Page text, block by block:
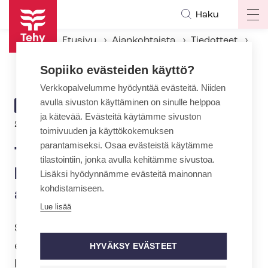
Hyppää
pääsisältöön
Haku
Etusivu Ajankohtaista
Tiedotteet
ARTIKKELIN
KATEGORIA
TIEDOTE
20.6.2024 | 8:10
Tehy: Sai­raus­päi­vä­ra­ho­jen
leikkaus iskee jo ennestään
ahtaalla oleviin työntekijöihin
Sosiaali- ja terveysministeriö julkaisi
eilen lakiesityksen, joka toteutuessaan
leikkaisi sai­raus­päi­vä­ra­ho­ja ja laskisi
Sopiiko evästeiden käyttö?
Verkkopalvelumme hyödyntää evästeitä. Niiden
avulla sivuston käyttäminen on sinulle helppoa
ja kätevää. Evästeitä käytämme sivuston
toimivuuden ja käyttökokemuksen
parantamiseksi. Osaa evästeistä käytämme
tilastointiin, jonka avulla kehitämme sivustoa.
Lisäksi hyödynnämme evästeitä mainonnan
kohdistamiseen.
Lue lisää
HYVÄKSY EVÄSTEET